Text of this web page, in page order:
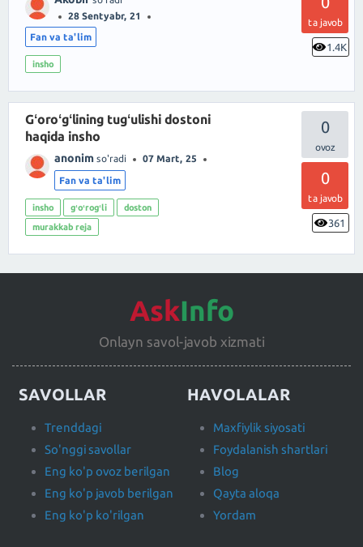
ta javob
1.4K
28 Sentyabr, 21
Fan va ta'lim
insho
0
0
ta javob
361
Gʻoroʻgʻlining tugʻulishi dostoni
haqida insho
anonim so'radi 07 Mart, 25
Fan va ta'lim
insho gʻoʻrogʻli
doston
murakkab reja
AskInfo
Onlayn savol-javob xizmati
SAVOLLAR
Trenddagi
So'nggi savollar
Eng ko'p ovoz berilgan
Eng ko'p javob berilgan
Eng ko'p ko'rilgan
HAVOLALAR
Maxfiylik siyosati
Foydalanish shartlari
Blog
Qayta aloqa
Yordam